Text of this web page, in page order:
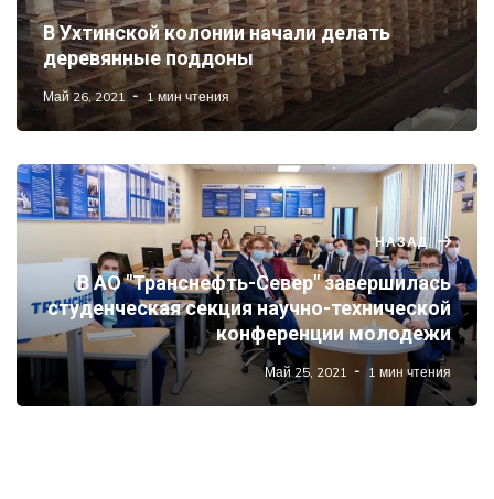
В Ухтинской колонии начали делать
деревянные поддоны
Май 26, 2021 1 мин чтения
НАЗАД
В АО "Транснефть-Север" завершилась
студенческая секция научно-технической
конференции молодежи
Май 25, 2021 1 мин чтения